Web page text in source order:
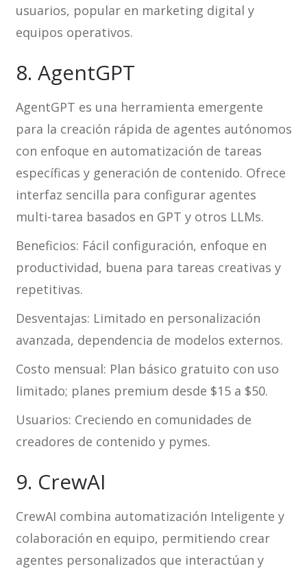
usuarios, popular en marketing digital y
equipos operativos.
8. AgentGPT
AgentGPT es una herramienta emergente
para la creación rápida de agentes autónomos
con enfoque en automatización de tareas
específicas y generación de contenido. Ofrece
interfaz sencilla para configurar agentes
multi-tarea basados en GPT y otros LLMs.
Beneficios: Fácil configuración, enfoque en
productividad, buena para tareas creativas y
repetitivas.
Desventajas: Limitado en personalización
avanzada, dependencia de modelos externos.
Costo mensual: Plan básico gratuito con uso
limitado; planes premium desde $15 a $50.
Usuarios: Creciendo en comunidades de
creadores de contenido y pymes.
9. CrewAI
CrewAI combina automatización Inteligente y
colaboración en equipo, permitiendo crear
agentes personalizados que interactúan y